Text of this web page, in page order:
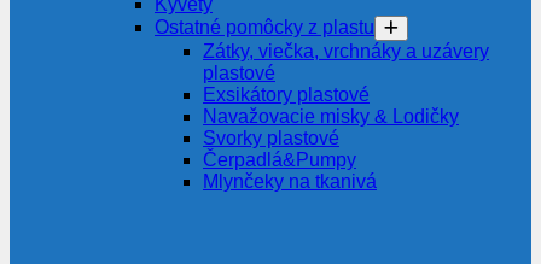
Kyvety
Ostatné pomôcky z plastu
Zátky, viečka, vrchnáky a uzávery
plastové
Exsikátory plastové
Navažovacie misky & Lodičky
Svorky plastové
Čerpadlá&Pumpy
Mlynčeky na tkanivá